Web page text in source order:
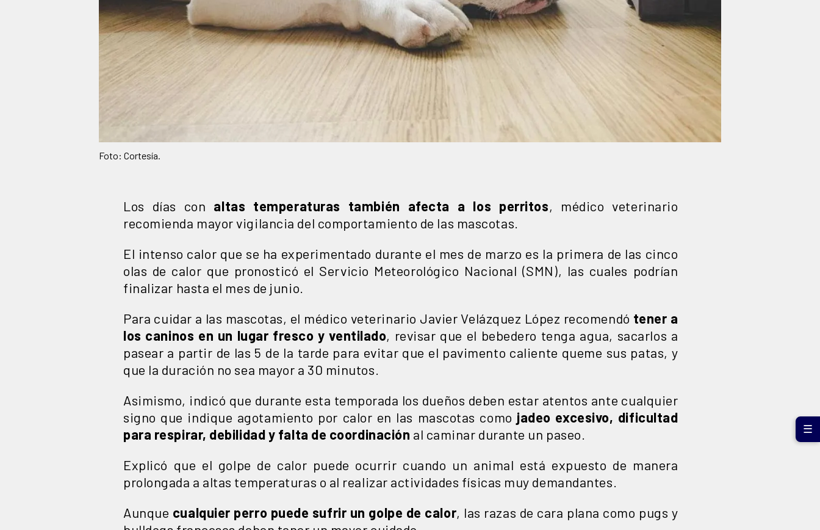
Foto: Cortesía.
Los días con altas temperaturas también afecta a los perritos, médico veterinario
recomienda mayor vigilancia del comportamiento de las mascotas.
El intenso calor que se ha experimentado durante el mes de marzo es la primera de las cinco
olas de calor que pronosticó el Servicio Meteorológico Nacional (SMN), las cuales podrían
finalizar hasta el mes de junio.
Para cuidar a las mascotas, el médico veterinario Javier Velázquez López recomendó tener a
los caninos en un lugar fresco y ventilado, revisar que el bebedero tenga agua, sacarlos a
pasear a partir de las 5 de la tarde para evitar que el pavimento caliente queme sus patas, y
que la duración no sea mayor a 30 minutos.
Asimismo, indicó que durante esta temporada los dueños deben estar atentos ante cualquier
signo que indique agotamiento por calor en las mascotas como jadeo excesivo, dificultad
para respirar, debilidad y falta de coordinación al caminar durante un paseo.
Explicó que el golpe de calor puede ocurrir cuando un animal está expuesto de manera
prolongada a altas temperaturas o al realizar actividades físicas muy demandantes.
Aunque cualquier perro puede sufrir un golpe de calor, las razas de cara plana como pugs y
☰